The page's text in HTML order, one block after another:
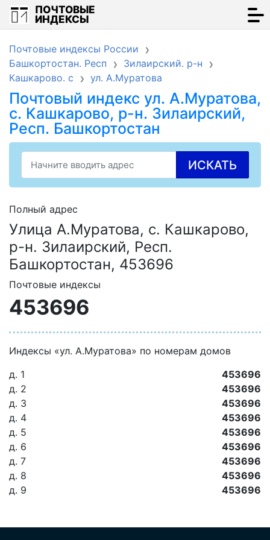
ПОЧТОВЫЕ
ИНДЕКСЫ
Почтовые индексы России
Башкортостан. Респ
Зилаирский. р-н
Кашкарово. с
ул. А.Муратова
Почтовый индекс ул. А.Муратова,
с. Кашкарово, р-н. Зилаирский,
Респ. Башкортостан
ИСКАТЬ
Полный адрес
Улица А.Муратова, с. Кашкарово,
р-н. Зилаирский, Респ.
Башкортостан, 453696
Почтовые индексы
453696
Индексы «ул. А.Муратова» по номерам домов
д. 1
453696
д. 2
453696
д. 3
453696
д. 4
453696
д. 5
453696
д. 6
453696
д. 7
453696
д. 8
453696
д. 9
453696